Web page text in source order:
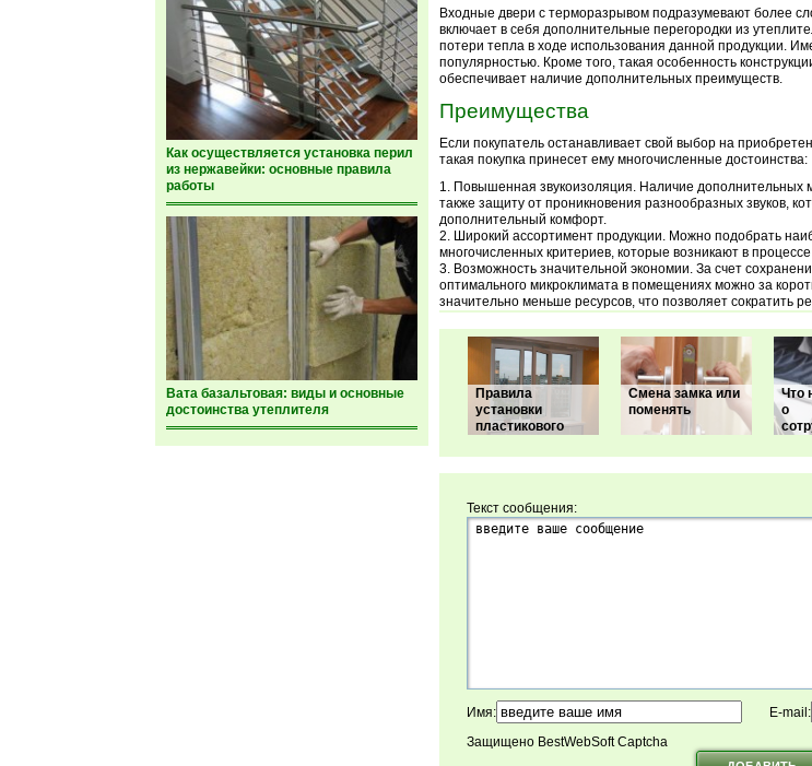
Как осуществляется установка перил
из нержавейки: основные правила
работы
Вата базальтовая: виды и основные
достоинства утеплителя
Входные двери с терморазрывом подразумевают более
включает в себя дополнительные перегородки из
потери тепла в ходе использования данной продукции.
популярностью. Кроме того, такая особенность
обеспечивает наличие дополнительных преимуществ.
Преимущества
Если покупатель останавливает свой выбор на
такая покупка принесет ему многочисленные достоинства:
Повышенная звукоизоляция. Наличие дополнительных
также защиту от проникновения разнообразных звуков,
дополнительный комфорт.
Широкий ассортимент продукции. Можно подобрать
многочисленных критериев, которые возникают в
Возможность значительной экономии. За счет
оптимального микроклимата в помещениях можно за
значительно меньше ресурсов, что позволяет сократить
Правила
установки
пластикового
Смена замка или
поменять
Что
о
Текст сообщения:
Имя:
E-mail:
Защищено BestWebSoft Captcha